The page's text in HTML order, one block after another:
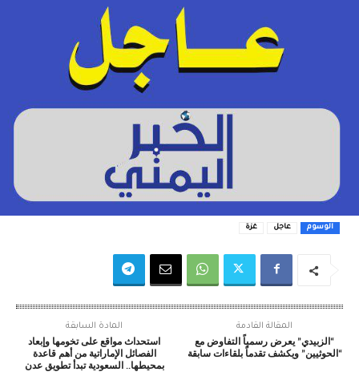
الوسوم عاجل غزة
المادة السابقة
استحداث مواقع على تخومها وإبعاد
الفصائل الإماراتية من أهم قاعدة
بمحيطها.. السعودية تبدأ تطويق عدن
المقالة القادمة
“الزبيدي” يعرض رسمياً التفاوض مع
“الحوثيين” ويكشف تقدماً بلقاءات سابقة